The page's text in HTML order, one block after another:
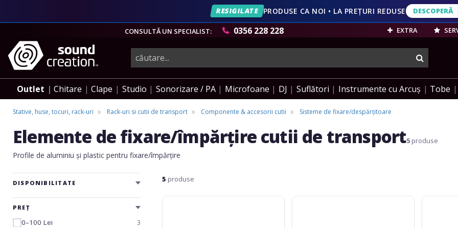
VEZI
RESIGILATE PRODUSE CA NOI • LA PREȚURI REDUSE DESCOPERĂ
DESCOPERĂ
CONSULTĂ UN SPECIALIST:
0356 228 228 EXTRA
instrumente
muzicale,
echipamente
pro-
audio
Outlet Chitare Clape Studio Sonorizare / PA Microfoane DJ Suflători Instrumente cu Arcuș Tobe
Stative, huse, tocuri, rack-uri Rack-uri si cutii de transport Componente & accesorii cutii Sisteme de fixare/despărțitoare
Elemente de fixare/împărțire cutii de transport5 produse
Profile de aluminiu și plastic pentru fixare/împărțire
DISPONIBILITATE
PREȚ
0–100 Lei 3
5 produse
Roadinger
Roadinger
Roadinger